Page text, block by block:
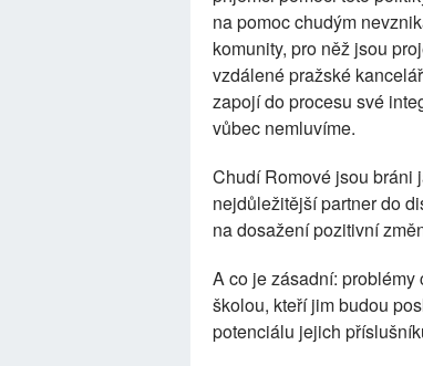
na pomoc chudým
komunity, pro něž jsou
vzdálené pražské
zapojí do procesu své
vůbec nemluvíme.
Chudí Romové jsou bráni
nejdůležitější partner do
na dosažení pozitivní
A co je zásadní:
školou, kteří jim budou
potenciálu jejich